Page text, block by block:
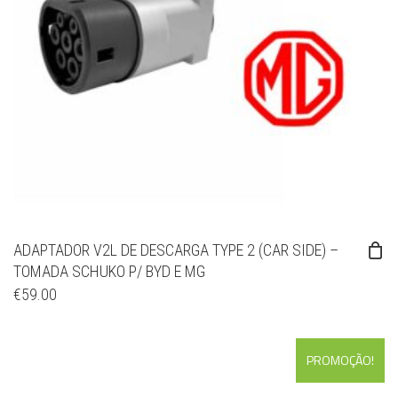
ADAPTADOR V2L DE DESCARGA TYPE 2 (CAR SIDE) –
TOMADA SCHUKO P/ BYD E MG
€59.00
PROMOÇÃO!